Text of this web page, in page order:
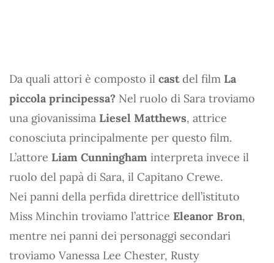
Da quali attori è composto il castdel film La
piccola principessa? Nel ruolo di Sara troviamo
una giovanissima Liesel Matthews, attrice
conosciuta principalmente per questo film.
L’attore Liam Cunningham interpreta invece il
ruolo del papà di Sara, il Capitano Crewe.
Nei panni della perfida direttrice dell’istituto
Miss Minchin troviamo l’attrice Eleanor Bron,
mentre nei panni dei personaggi secondari
troviamo Vanessa Lee Chester, Rusty